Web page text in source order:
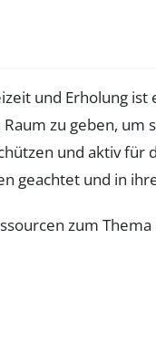
und Erholung ist
zu geben,
und aktiv
geachtet und in
zum